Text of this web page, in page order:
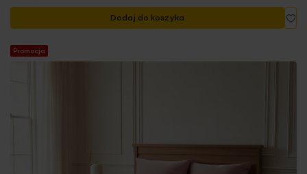
Dodaj do koszyka
Promocja